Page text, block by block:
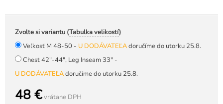
Zvolte si variantu (Tabulka velikostí)
Veľkosť M 48-50 - U DODÁVATEĽAdoručíme do utorku 25.8.
Chest 42"-44", Leg Inseam 33" -
U DODÁVATEĽAdoručíme do utorku 25.8.
48 €vrátane DPH